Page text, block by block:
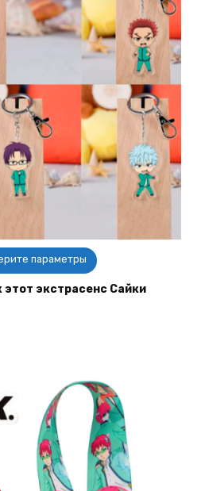
параметры
Этот
товар
имеет
странице
товара.
этот экстрасенс Сайки